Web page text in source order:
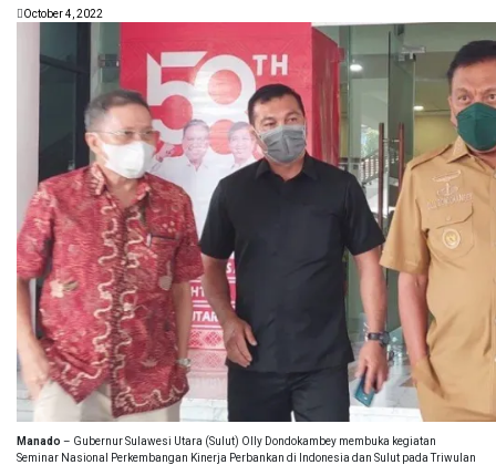
October 4, 2022
Manado – Gubernur Sulawesi Utara (Sulut) Olly Dondokambey membuka kegiatan
Seminar Nasional Perkembangan Kinerja Perbankan di Indonesia dan Sulut pada Triwulan